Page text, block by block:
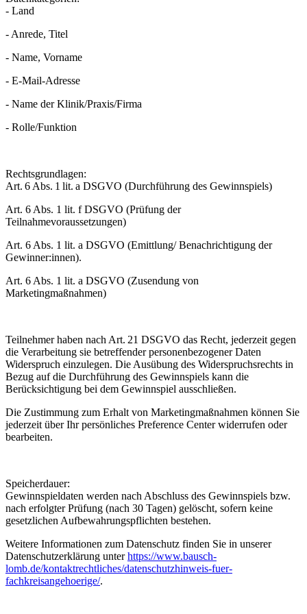
- Land
- Anrede, Titel
- Name, Vorname
- E-Mail-Adresse
- Name der Klinik/Praxis/Firma
- Rolle/Funktion
Rechtsgrundlagen:
Art. 6 Abs. 1 lit. a DSGVO (Durchführung des Gewinnspiels)
Art. 6 Abs. 1 lit. f DSGVO (Prüfung der
Teilnahmevoraussetzungen)
Art. 6 Abs. 1 lit. a DSGVO (Emittlung/ Benachrichtigung der
Gewinner:innen).
Art. 6 Abs. 1 lit. a DSGVO (Zusendung von
Marketingmaßnahmen)
Teilnehmer haben nach Art. 21 DSGVO das Recht, jederzeit gegen
die Verarbeitung sie betreffender personenbezogener Daten
Widerspruch einzulegen. Die Ausübung des Widerspruchsrechts in
Bezug auf die Durchführung des Gewinnspiels kann die
Berücksichtigung bei dem Gewinnspiel ausschließen.
Die Zustimmung zum Erhalt von Marketingmaßnahmen können Sie
jederzeit über Ihr persönliches Preference Center widerrufen oder
bearbeiten.
Speicherdauer:
Gewinnspieldaten werden nach Abschluss des Gewinnspiels bzw.
nach erfolgter Prüfung (nach 30 Tagen) gelöscht, sofern keine
gesetzlichen Aufbewahrungspflichten bestehen.
Weitere Informationen zum Datenschutz finden Sie in unserer
Datenschutzerklärung unterhttps://www.bausch-
lomb.de/kontaktrechtliches/datenschutzhinweis-fuer-
fachkreisangehoerige/.